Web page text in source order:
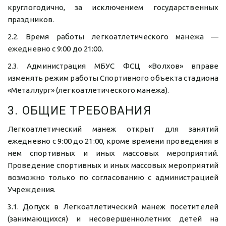
круглогодично, за исключением государственных
праздников.
2.2. Время работы легкоатлетического манежа —
ежедневно с 9:00 до 21:00.
2.3. Администрация МБУС ФСЦ «Волхов» вправе
изменять режим работы Спортивного объекта стадиона
«Металлург» (легкоатлетического манежа).
3. ОБЩИЕ ТРЕБОВАНИЯ
Легкоатлетический манеж открыт для занятий
ежедневно с 9:00 до 21:00, кроме времени проведения в
нем спортивных и иных массовых мероприятий.
Проведение спортивных и иных массовых мероприятий
возможно только по согласованию с администрацией
Учреждения.
3.1. Допуск в Легкоатлетический манеж посетителей
(занимающихся) и несовершеннолетних детей на